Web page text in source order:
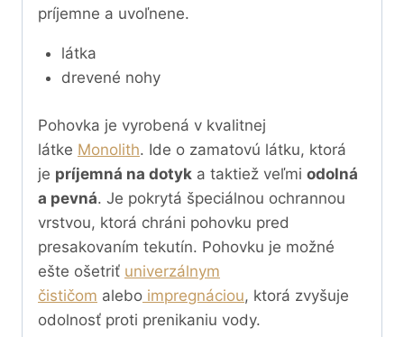
príjemne a uvoľnene.
látka
drevené nohy
Pohovka je vyrobená v kvalitnej
látke Monolith. Ide o zamatovú látku, ktorá
je príjemná na dotyk a taktiež veľmi odolná
a pevná. Je pokrytá špeciálnou ochrannou
vrstvou, ktorá chráni pohovku pred
presakovaním tekutín. Pohovku je možné
ešte ošetriť univerzálnym
čističom alebo impregnáciou, ktorá zvyšuje
odolnosť proti prenikaniu vody.